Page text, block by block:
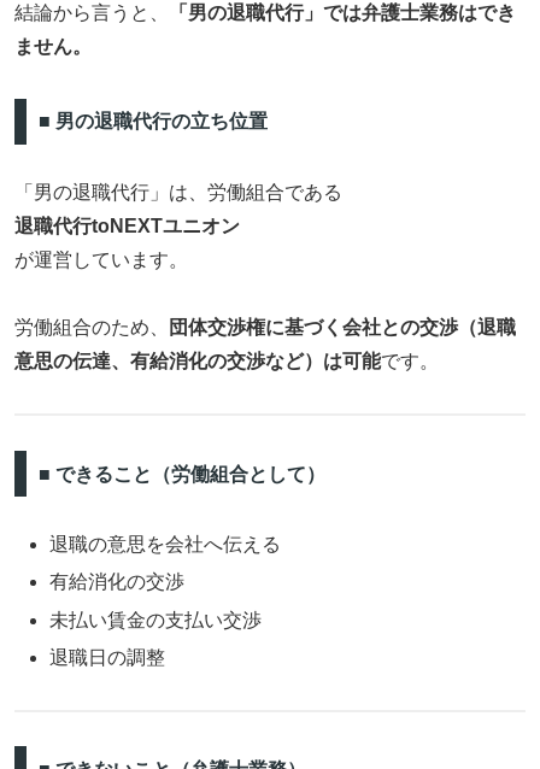
結論から言うと、
「男の退職代行」では弁護士業務はでき
ません。
■ 男の退職代行の立ち位置
「男の退職代行」は、労働組合である
退職代行toNEXTユニオン
が運営しています。
労働組合のため、
団体交渉権に基づく会社との交渉（退職
意思の伝達、有給消化の交渉など）は可能です。
■ できること（労働組合として）
退職の意思を会社へ伝える
有給消化の交渉
未払い賃金の支払い交渉
退職日の調整